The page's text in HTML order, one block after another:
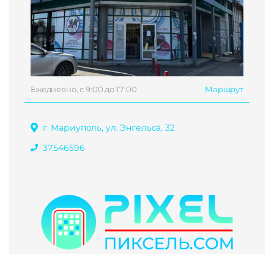
Ежедневно, с 9:00 до 17:00 Маршрут
г. Мариуполь, ул. Энгельса, 32
37.546596